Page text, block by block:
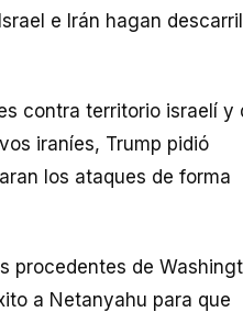
e Irán hagan
contra territorio israelí y
iraníes, Trump pidió
los ataques de forma
procedentes de
a Netanyahu para que